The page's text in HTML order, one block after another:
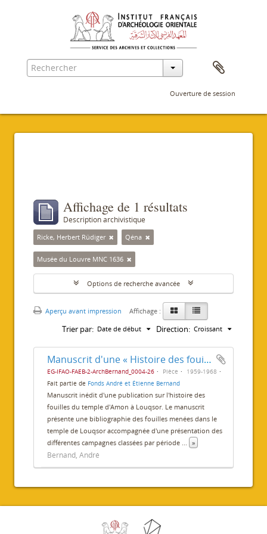
Ouverture de session
Affichage de 1 résultats
Description archivistique
Ricke, Herbert Rüdiger Qéna
Musée du Louvre MNC 1636
Options de recherche avancée
Aperçu avant impression Affichage :
Trier par: Date de début Direction: Croissant
Manuscrit d'une « Histoire des fouilles du temple de Louxor »
EG-IFAO-FAEB-2-ArchBernand_0004-26 Pièce
1959-1968
Fait partie de Fonds André et Étienne Bernand
Manuscrit inédit d'une publication sur l'histoire des
fouilles du temple d'Amon à Louqsor. Le manuscrit
présente une bibliographie des fouilles menées dans le
temple de Louqsor accompagnée d'une présentation des
différentes campagnes classées par période ... »
Bernand, André